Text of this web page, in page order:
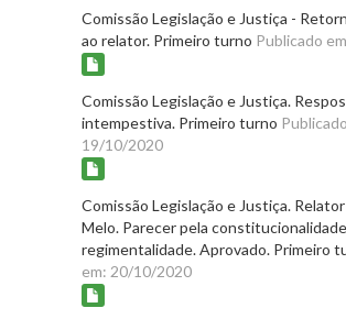
Comissão Legislação e Justiça -
ao relator. Primeiro turno Publicado
Comissão Legislação e Justiça.
intempestiva. Primeiro turno
19/10/2020
Comissão Legislação e Justiça.
Melo. Parecer pela
regimentalidade. Aprovado. Primeiro
em: 20/10/2020